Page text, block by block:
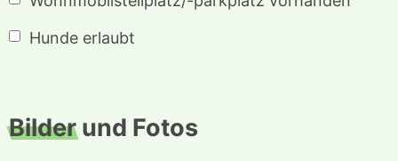
Hunde erlaubt
Bilderund Fotos